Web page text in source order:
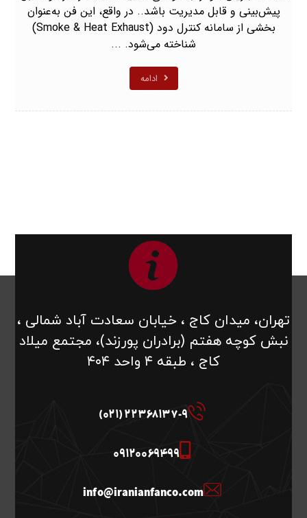
پیش‌بینی و قابل مدیریت باشد.. در واقع، این فن‌ به‌عنوان
بخشی از سامانه کنترل دود (Smoke & Heat Exhaust)
شناخته می‌شود. ...
ادامه
تهران، میدان کاج ، خیابان سعادت آباد شمالی ،
نبش کوچه هفتم (برادران پورزند)، مجتمع میلاد
کاج ، طبقه ۴ واحد ۴۰۴
22368137-9 (021)
09120069499
info@iranianfanco.com